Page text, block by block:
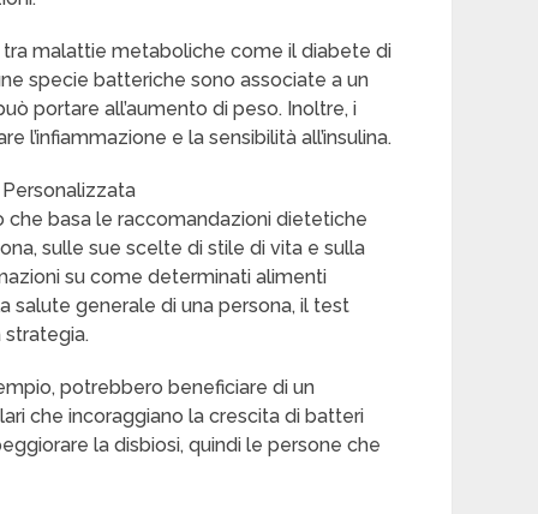
malattie metaboliche come il diabete di
specie batteriche sono associate a un
portare all’aumento di peso. Inoltre, i
e la sensibilità all’insulina.
basa le raccomandazioni dietetiche
sulle sue scelte di stile di vita e sulla
su come determinati alimenti
salute generale di una persona, il test
potrebbero beneficiare di un
che incoraggiano la crescita di batteri
la disbiosi, quindi le persone che